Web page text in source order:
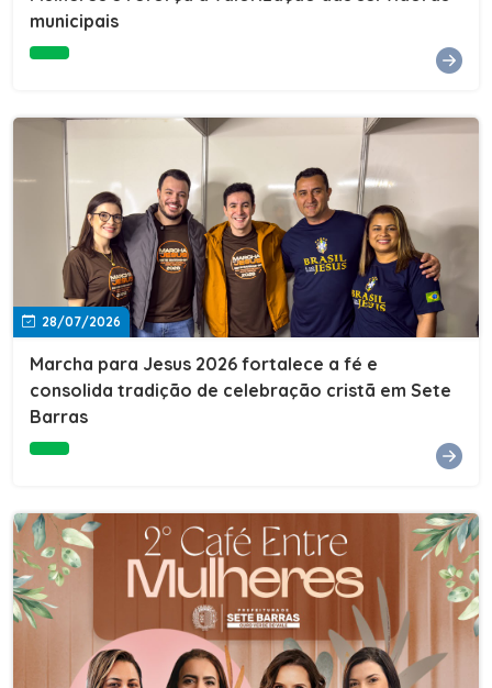
Cultura, Esporte e Lazer, Paulo Thomas, prestigiou os
compromisso da nossa gestão com a inclusão,
oferecendo a jovens e adultos a oportunidade de
concluir seus estudos e construir um futuro melhor.
Cada certificado entregue simboliza esforço,
determinação e a certeza de que investir em educação
é investir no desenvolvimento de Sete Barras."A
Prefeitura de Sete Barras também agradeceu ao SESI,
parceiro fundamental na retomada e ampliação da
Educação de Jovens e Adultos, aos professores, à
equipe da Secretaria Municipal de Educação e a todos
os profissionais que contribuíram para que esse
importante projeto voltasse a transformar a vida de
municipais
28/07/2026
Marcha para Jesus 2026 fortalece a fé e
consolida tradição de celebração cristã em Sete
Barras